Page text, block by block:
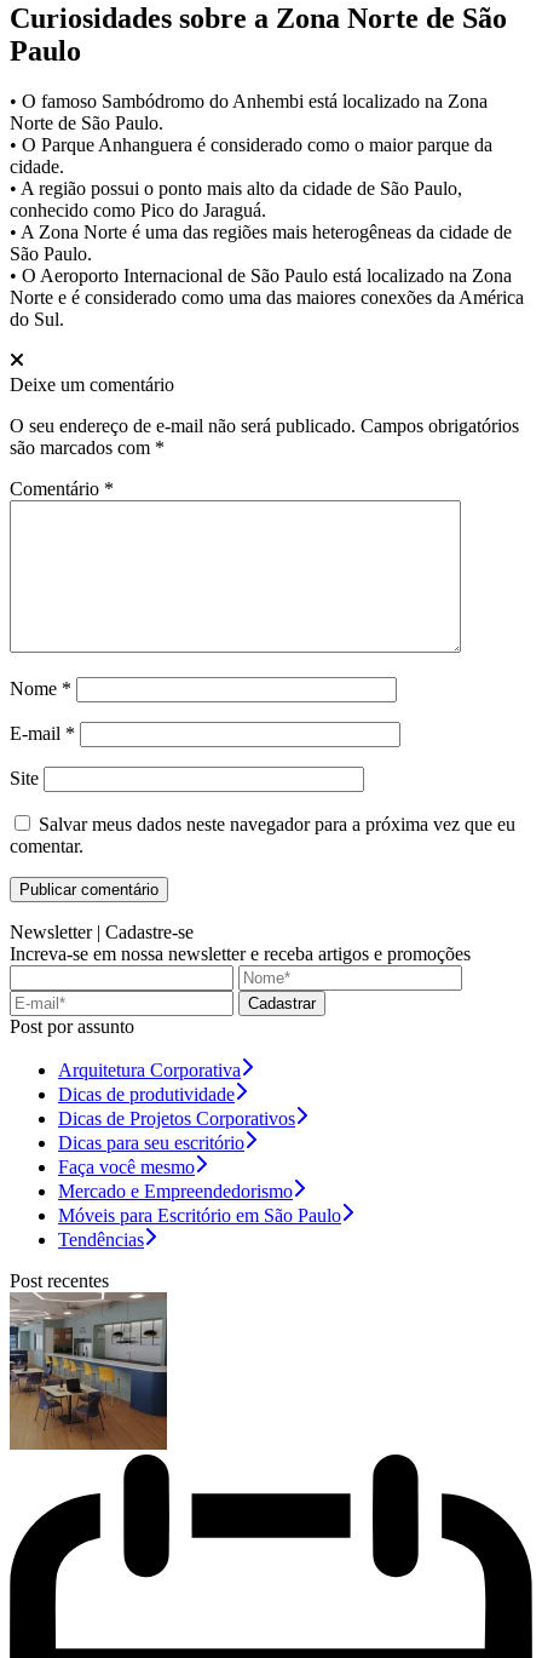
Curiosidades sobre a Zona Norte de São
Paulo
• O famoso Sambódromo do Anhembi está localizado na Zona
Norte de São Paulo.
• O Parque Anhanguera é considerado como o maior parque da
cidade.
• A região possui o ponto mais alto da cidade de São Paulo,
conhecido como Pico do Jaraguá.
• A Zona Norte é uma das regiões mais heterogêneas da cidade de
São Paulo.
• O Aeroporto Internacional de São Paulo está localizado na Zona
Norte e é considerado como uma das maiores conexões da América
do Sul.
Deixe um comentário
O seu endereço de e-mail não será publicado. Campos obrigatórios
são marcados com *
Comentário *
Nome *
E-mail *
Site
Salvar meus dados neste navegador para a próxima vez que eu
comentar.
Newsletter | Cadastre-se
Increva-se em nossa newsletter e receba artigos e promoções
Cadastrar
Post por assunto
Arquitetura Corporativa
Dicas de produtividade
Dicas de Projetos Corporativos
Dicas para seu escritório
Faça você mesmo
Mercado e Empreendedorismo
Móveis para Escritório em São Paulo
Tendências
Post recentes